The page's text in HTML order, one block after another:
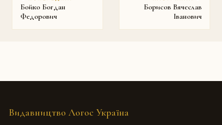
Бойко Богдан
Федорович
Борисов Вячеслав
Іванович
Видавництво Логос Україна